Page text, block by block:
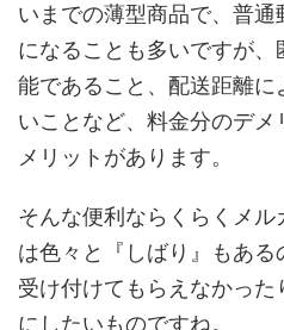
いまでの薄型商品で、普
になることも多いですが
能であること、配送距離
いことなど、料金分のデ
メリットがあります。
そんな便利ならくらくメ
は色々と『しばり』もあ
受け付けてもらえなかった
にしたいものですね。